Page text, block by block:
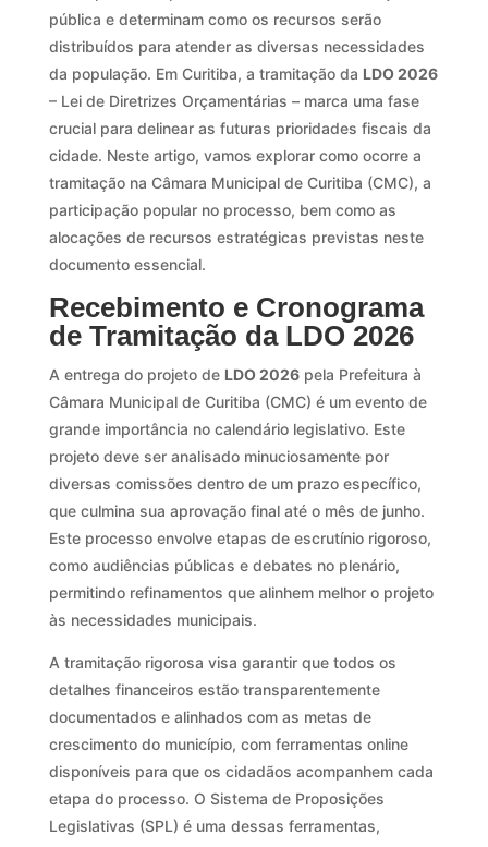
pública e determinam como os recursos serão
distribuídos para atender as diversas necessidades
da população. Em Curitiba, a tramitação da LDO 2026
– Lei de Diretrizes Orçamentárias – marca uma fase
crucial para delinear as futuras prioridades fiscais da
cidade. Neste artigo, vamos explorar como ocorre a
tramitação na Câmara Municipal de Curitiba (CMC), a
participação popular no processo, bem como as
alocações de recursos estratégicas previstas neste
documento essencial.
Recebimento e Cronograma
de Tramitação da LDO 2026
A entrega do projeto de LDO 2026pela Prefeitura à
Câmara Municipal de Curitiba (CMC) é um evento de
grande importância no calendário legislativo. Este
projeto deve ser analisado minuciosamente por
diversas comissões dentro de um prazo específico,
que culmina sua aprovação final até o mês de junho.
Este processo envolve etapas de escrutínio rigoroso,
como audiências públicas e debates no plenário,
permitindo refinamentos que alinhem melhor o projeto
às necessidades municipais.
A tramitação rigorosa visa garantir que todos os
detalhes financeiros estão transparentemente
documentados e alinhados com as metas de
crescimento do município, com ferramentas online
disponíveis para que os cidadãos acompanhem cada
etapa do processo. O Sistema de Proposições
Legislativas (SPL) é uma dessas ferramentas,